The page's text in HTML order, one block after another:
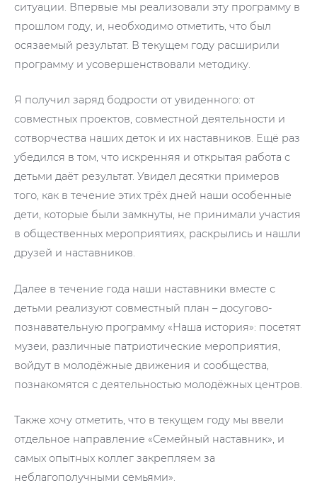
ситуации. Впервые мы реализовали эту программу в
прошлом году, и, необходимо отметить, что был
осязаемый результат. В текущем году расширили
программу и усовершенствовали методику.
Я получил заряд бодрости от увиденного: от
совместных проектов, совместной деятельности и
сотворчества наших деток и их наставников. Ещё раз
убедился в том, что искренняя и открытая работа с
детьми даёт результат. Увидел десятки примеров
того, как в течение этих трёх дней наши особенные
дети, которые были замкнуты, не принимали участия
в общественных мероприятиях, раскрылись и нашли
друзей и наставников.
Далее в течение года наши наставники вместе с
детьми реализуют совместный план – досугово-
познавательную программу «Наша история»: посетят
музеи, различные патриотические мероприятия,
войдут в молодёжные движения и сообщества,
познакомятся с деятельностью молодёжных центров.
Также хочу отметить, что в текущем году мы ввели
отдельное направление «Семейный наставник», и
самых опытных коллег закрепляем за
неблагополучными семьями».